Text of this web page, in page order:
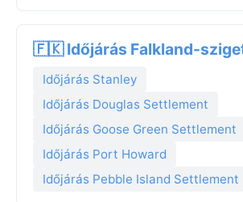
🇫🇰 Időjárás Falkland-
Időjárás Stanley
Időjárás Douglas Settlement
Időjárás Goose Green Settlement
Időjárás Port Howard
Időjárás Pebble Island Settlement